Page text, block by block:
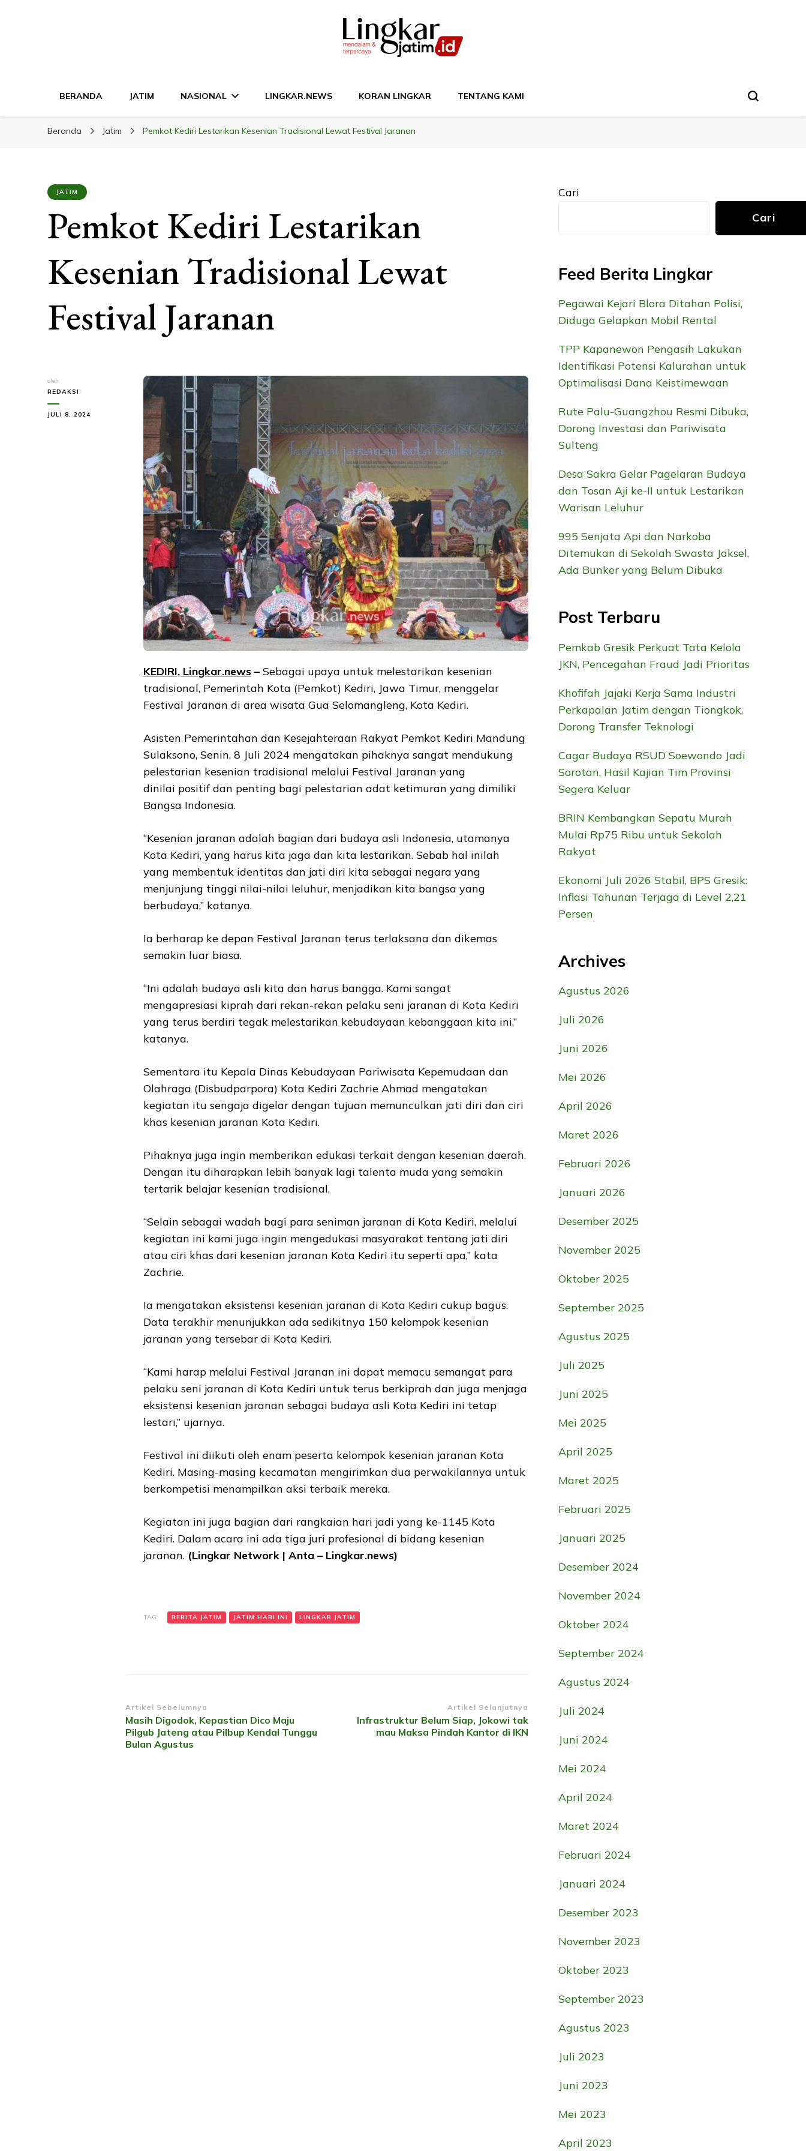
BERANDA JATIM NASIONAL LINGKAR.NEWS KORAN LINGKAR TENTANG KAMI
Beranda Jatim Pemkot Kediri Lestarikan Kesenian Tradisional Lewat Festival Jaranan
JATIM
Pemkot Kediri Lestarikan
Kesenian Tradisional Lewat
Festival Jaranan
oleh
REDAKSI
JULI 8, 2024
KEDIRI, Lingkar.news – Sebagai upaya untuk melestarikan kesenian
tradisional, Pemerintah Kota (Pemkot) Kediri, Jawa Timur, menggelar
Festival Jaranan di area wisata Gua Selomangleng, Kota Kediri.
Asisten Pemerintahan dan Kesejahteraan Rakyat Pemkot Kediri Mandung
Sulaksono, Senin, 8 Juli 2024 mengatakan pihaknya sangat mendukung
pelestarian kesenian tradisional melalui Festival Jaranan yang
dinilai positif dan penting bagi pelestarian adat ketimuran yang dimiliki
Bangsa Indonesia.
“Kesenian jaranan adalah bagian dari budaya asli Indonesia, utamanya
Kota Kediri, yang harus kita jaga dan kita lestarikan. Sebab hal inilah
yang membentuk identitas dan jati diri kita sebagai negara yang
menjunjung tinggi nilai-nilai leluhur, menjadikan kita bangsa yang
berbudaya,” katanya.
Ia berharap ke depan Festival Jaranan terus terlaksana dan dikemas
semakin luar biasa.
“Ini adalah budaya asli kita dan harus bangga. Kami sangat
mengapresiasi kiprah dari rekan-rekan pelaku seni jaranan di Kota Kediri
yang terus berdiri tegak melestarikan kebudayaan kebanggaan kita ini,”
katanya.
Sementara itu Kepala Dinas Kebudayaan Pariwisata Kepemudaan dan
Olahraga (Disbudparpora) Kota Kediri Zachrie Ahmad mengatakan
kegiatan itu sengaja digelar dengan tujuan memunculkan jati diri dan ciri
khas kesenian jaranan Kota Kediri.
Pihaknya juga ingin memberikan edukasi terkait dengan kesenian daerah.
Dengan itu diharapkan lebih banyak lagi talenta muda yang semakin
tertarik belajar kesenian tradisional.
“Selain sebagai wadah bagi para seniman jaranan di Kota Kediri, melalui
kegiatan ini kami juga ingin mengedukasi masyarakat tentang jati diri
atau ciri khas dari kesenian jaranan Kota Kediri itu seperti apa,” kata
Zachrie.
Ia mengatakan eksistensi kesenian jaranan di Kota Kediri cukup bagus.
Data terakhir menunjukkan ada sedikitnya 150 kelompok kesenian
jaranan yang tersebar di Kota Kediri.
“Kami harap melalui Festival Jaranan ini dapat memacu semangat para
pelaku seni jaranan di Kota Kediri untuk terus berkiprah dan juga menjaga
eksistensi kesenian jaranan sebagai budaya asli Kota Kediri ini tetap
lestari,” ujarnya.
Festival ini diikuti oleh enam peserta kelompok kesenian jaranan Kota
Kediri. Masing-masing kecamatan mengirimkan dua perwakilannya untuk
berkompetisi menampilkan aksi terbaik mereka.
Kegiatan ini juga bagian dari rangkaian hari jadi yang ke-1145 Kota
Kediri. Dalam acara ini ada tiga juri profesional di bidang kesenian
jaranan. (Lingkar Network | Anta – Lingkar.news)
TAG: BERITA JATIM JATIM HARI INI LINGKAR JATIM
Navigasi
Artikel
Artikel Sebelumnya
Masih Digodok, Kepastian Dico Maju
Pilgub Jateng atau Pilbup Kendal Tunggu
Bulan Agustus
Artikel Selanjutnya
Infrastruktur Belum Siap, Jokowi tak
mau Maksa Pindah Kantor di IKN
Cari
Cari
Feed Berita Lingkar
Pegawai Kejari Blora Ditahan Polisi,
Diduga Gelapkan Mobil Rental
TPP Kapanewon Pengasih Lakukan
Identifikasi Potensi Kalurahan untuk
Optimalisasi Dana Keistimewaan
Rute Palu-Guangzhou Resmi Dibuka,
Dorong Investasi dan Pariwisata
Sulteng
Desa Sakra Gelar Pagelaran Budaya
dan Tosan Aji ke-II untuk Lestarikan
Warisan Leluhur
995 Senjata Api dan Narkoba
Ditemukan di Sekolah Swasta Jaksel,
Ada Bunker yang Belum Dibuka
Post Terbaru
Pemkab Gresik Perkuat Tata Kelola
JKN, Pencegahan Fraud Jadi Prioritas
Khofifah Jajaki Kerja Sama Industri
Perkapalan Jatim dengan Tiongkok,
Dorong Transfer Teknologi
Cagar Budaya RSUD Soewondo Jadi
Sorotan, Hasil Kajian Tim Provinsi
Segera Keluar
BRIN Kembangkan Sepatu Murah
Mulai Rp75 Ribu untuk Sekolah
Rakyat
Ekonomi Juli 2026 Stabil, BPS Gresik:
Inflasi Tahunan Terjaga di Level 2,21
Persen
Archives
Agustus 2026
Juli 2026
Juni 2026
Mei 2026
April 2026
Maret 2026
Februari 2026
Januari 2026
Desember 2025
November 2025
Oktober 2025
September 2025
Agustus 2025
Juli 2025
Juni 2025
Mei 2025
April 2025
Maret 2025
Februari 2025
Januari 2025
Desember 2024
November 2024
Oktober 2024
September 2024
Agustus 2024
Juli 2024
Juni 2024
Mei 2024
April 2024
Maret 2024
Februari 2024
Januari 2024
Desember 2023
November 2023
Oktober 2023
September 2023
Agustus 2023
Juli 2023
Juni 2023
Mei 2023
April 2023